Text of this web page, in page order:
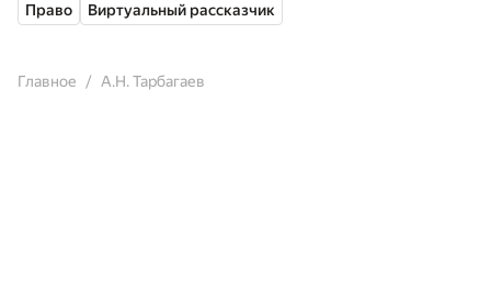
Право Виртуальный рассказчик
Главное А.Н. Тарбагаев